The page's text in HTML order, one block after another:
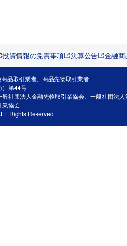
投資情報の免責事項 決算公告 金融
品取引業者、商品先物取引業者
）第44号
社団法人金融先物取引業協会、一般社団法
業協会
Rights Reserved.